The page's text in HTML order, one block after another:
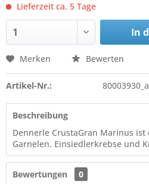
Lieferzeit ca. 5 Tage
In
Merken Bewerten
Artikel-Nr.:
Beschreibung
Dennerle CrustaGran Marinus
Garnelen, Einsiedlerkrebse und
Bewertungen
0